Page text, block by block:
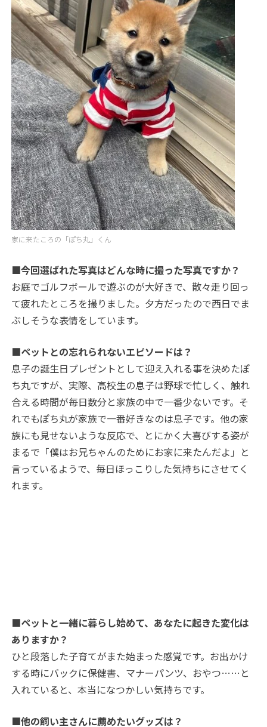
家に来たころの「ぽち丸」くん
■今回選ばれた写真はどんな時に撮った写真ですか？
お庭でゴルフボールで遊ぶのが大好きで、散々走り回っ
て疲れたところを撮りました。夕方だったので西日でま
ぶしそうな表情をしています。
■ペットとの忘れられないエピソードは？
息子の誕生日プレゼントとして迎え入れる事を決めたぽ
ち丸ですが、実際、高校生の息子は野球で忙しく、触れ
合える時間が毎日数分と家族の中で一番少ないです。そ
れでもぽち丸が家族で一番好きなのは息子です。他の家
族にも見せないような反応で、とにかく大喜びする姿が
まるで「僕はお兄ちゃんのためにお家に来たんだよ」と
言っているようで、毎日ほっこりした気持ちにさせてく
れます。
■ペットと一緒に暮らし始めて、あなたに起きた変化は
ありますか？
ひと段落した子育てがまた始まった感覚です。お出かけ
する時にバックに保健書、マナーパンツ、おやつ……と
入れていると、本当になつかしい気持ちです。
■他の飼い主さんに薦めたいグッズは？